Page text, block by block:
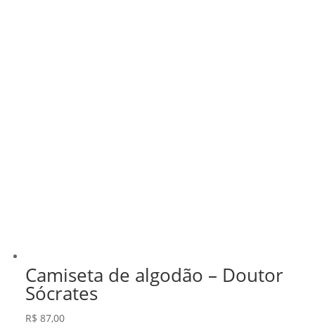
Camiseta de algodão – Doutor
Sócrates
R$ 87,00